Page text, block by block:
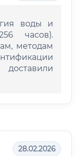
воды и
часов).
методам
28.02.2026